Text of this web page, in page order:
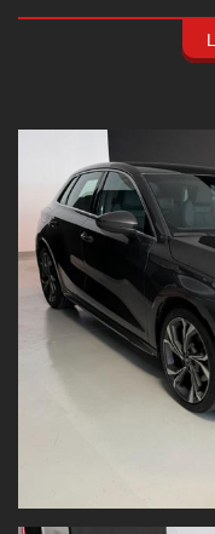
Formule finanziarie
tassi
Copertureparziali o totali
franchigia zero
Assistenza completa:
Manutenzione
Carrozzeriae
Audi A3 SPB 35 TDi S
Equipaggiamento
S Line esterno
S Line interno
Cerchi in lega da
Clima automatico
Volante sportivo